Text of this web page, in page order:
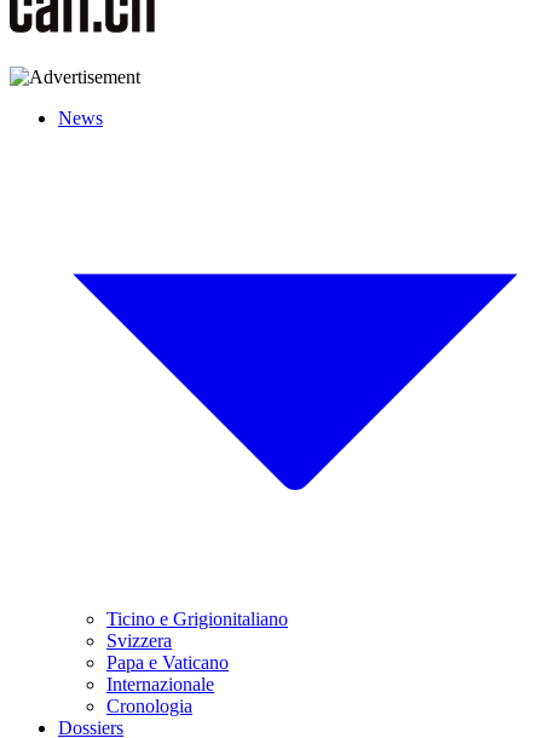
News
Ticino e Grigionitaliano
Svizzera
Papa e Vaticano
Internazionale
Cronologia
Dossiers